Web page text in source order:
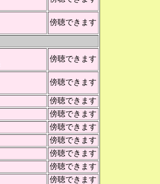
傍聴できます
傍聴できます
傍聴できます
傍聴できます
傍聴できます
傍聴できます
傍聴できます
傍聴できます
傍聴できます
傍聴できます